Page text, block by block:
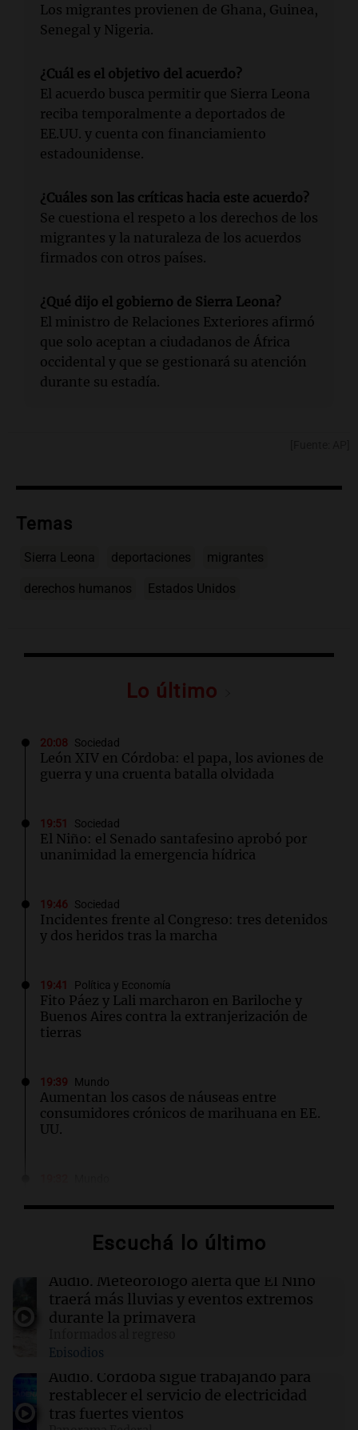
Los migrantes provienen de Ghana, Guinea,
Senegal y Nigeria.
¿Cuál es el objetivo del acuerdo?
El acuerdo busca permitir que Sierra Leona
reciba temporalmente a deportados de
EE.UU. y cuenta con financiamiento
estadounidense.
¿Cuáles son las críticas hacia este acuerdo?
Se cuestiona el respeto a los derechos de los
migrantes y la naturaleza de los acuerdos
firmados con otros países.
¿Qué dijo el gobierno de Sierra Leona?
El ministro de Relaciones Exteriores afirmó
que solo aceptan a ciudadanos de África
occidental y que se gestionará su atención
durante su estadía.
Temas
Sierra Leona deportaciones migrantes
derechos humanos Estados Unidos
Lo último
20:08 Sociedad
León XIV en Córdoba: el papa, los aviones de
guerra y una cruenta batalla olvidada
19:51 Sociedad
El Niño: el Senado santafesino aprobó por
unanimidad la emergencia hídrica
19:46 Sociedad
Incidentes frente al Congreso: tres detenidos
y dos heridos tras la marcha
19:41 Política y Economía
Fito Páez y Lali marcharon en Bariloche y
Buenos Aires contra la extranjerización de
tierras
19:39 Mundo
Aumentan los casos de náuseas entre
consumidores crónicos de marihuana en EE.
UU.
en histórica visita a Ecuador
Trump firma órdenes para limitar el 'turismo
de nacimiento' y la ciudadanía automática
La joven Candela Arizaga testifica sobre su
relación con Facundo Moyano en medio de
acusaciones
Escuchá lo último
Audio. Meteorólogo alerta que El Niño
traerá más lluvias y eventos extremos
durante la primavera
Episodios
Audio. Córdoba sigue trabajando para
restablecer el servicio de electricidad
tras fuertes vientos